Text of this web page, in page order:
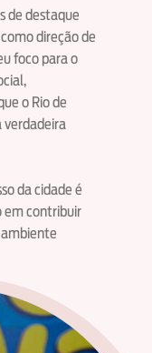
de destaque
direção de
foco para o
o Rio de
verdadeira
da cidade é
em contribuir